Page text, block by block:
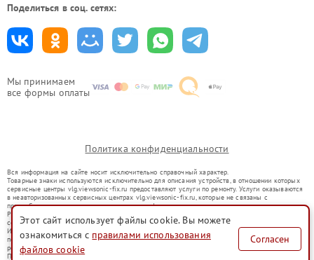
Мы принимаем
все формы оплаты
Поделиться в соц. сетях:
Политика конфиденциальности
Вся информация на сайте носит исключительно справочный характер.
Товарные знаки используются исключительно для описания устройств, в отношении которых
сервисные центры vlg.viewsonic-fix.ru предоставляют услуги по ремонту. Услуги оказываются
в неавторизованных сервисных центрах vlg.viewsonic-fix.ru, которые не связаны с
правообладателями товарных знаков или их официальными представителями.
Ремонт осуществляется для устройств, уже введенных в гражданский оборот в соответствии
со статьей 1487 ГК РФ.
Использование товарных знаков не преследует цели индивидуализации услуг или введения
потребителей в заблуждение, а служит для информирования о предоставляемых услугах по
ремонту техники указанных брендов.
Представленная на сайте информация не является публичной офертой, определяемой
Этот сайт использует файлы cookie. Вы можете
ознакомиться с правилами использования
файлов cookie
Согласен